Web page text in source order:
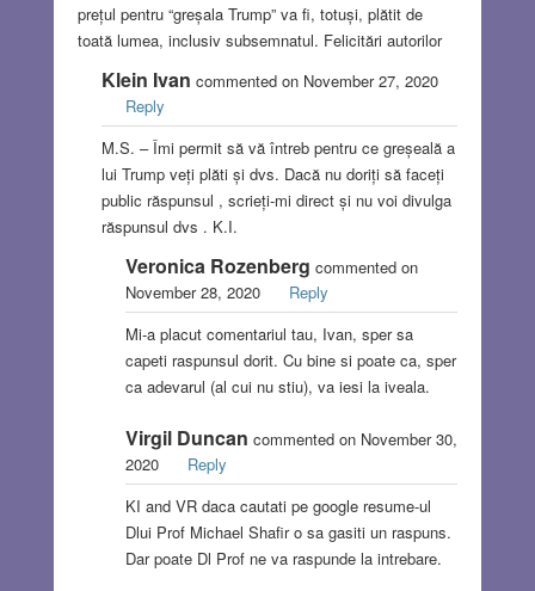
prețul pentru “greșala Trump” va fi, totuși, plătit de
toată lumea, inclusiv subsemnatul. Felicitări autorilor
Klein Ivan commented on November 27, 2020
Reply
M.S. – Îmi permit să vă întreb pentru ce greșeală a
lui Trump veți plăti și dvs. Dacă nu doriți să faceți
public răspunsul , scrieți-mi direct și nu voi divulga
răspunsul dvs . K.I.
Veronica Rozenberg commented on
November 28, 2020
Reply
Mi-a placut comentariul tau, Ivan, sper sa
capeti raspunsul dorit. Cu bine si poate ca, sper
ca adevarul (al cui nu stiu), va iesi la iveala.
Virgil Duncan commented on November 30,
2020
Reply
KI and VR daca cautati pe google resume-ul
Dlui Prof Michael Shafir o sa gasiti un raspuns.
Dar poate Dl Prof ne va raspunde la intrebare.